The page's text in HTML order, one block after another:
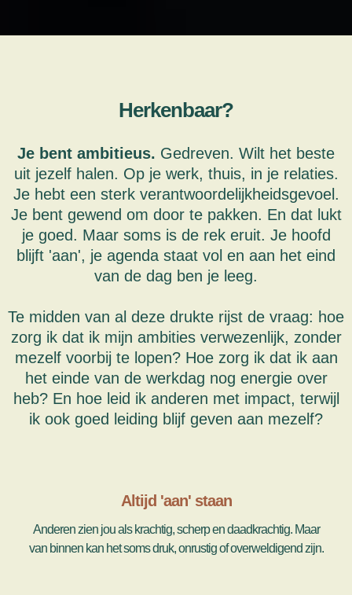
Herkenbaar?
Je bent ambitieus. Gedreven. Wilt het beste
uit jezelf halen. Op je werk, thuis, in je relaties.
Je hebt een sterk verantwoordelijkheidsgevoel.
Je bent gewend om door te pakken. En dat lukt
je goed. Maar soms is de rek eruit. Je hoofd
blijft 'aan', je agenda staat vol en aan het eind
van de dag ben je leeg.
Te midden van al deze drukte rijst de vraag: hoe
zorg ik dat ik mijn ambities verwezenlijk, zonder
mezelf voorbij te lopen? Hoe zorg ik dat ik aan
het einde van de werkdag nog energie over
heb?​​ En hoe leid ik anderen met impact, terwijl
ik ook goed leiding blijf geven aan mezelf?
Altijd 'aan' staan
Anderen zien jou als krachtig, scherp en daadkrachtig. Maar
van binnen kan het soms druk, onrustig of overweldigend zijn.